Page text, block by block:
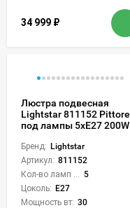
34 999 ₽
Люстра подвесная
Lightstar 811152 Pittore
под лампы 5xE27 200W
Бренд: Lightstar
Артикул: 811152
5
Цоколь: E27
Мощность вт: 30